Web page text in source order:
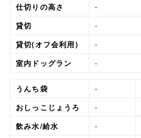
仕切りの高さ -
貸切 -
貸切(オフ会利用) -
室内ドッグラン -
うんち袋 -
おしっこじょうろ -
飲み水/給水 -